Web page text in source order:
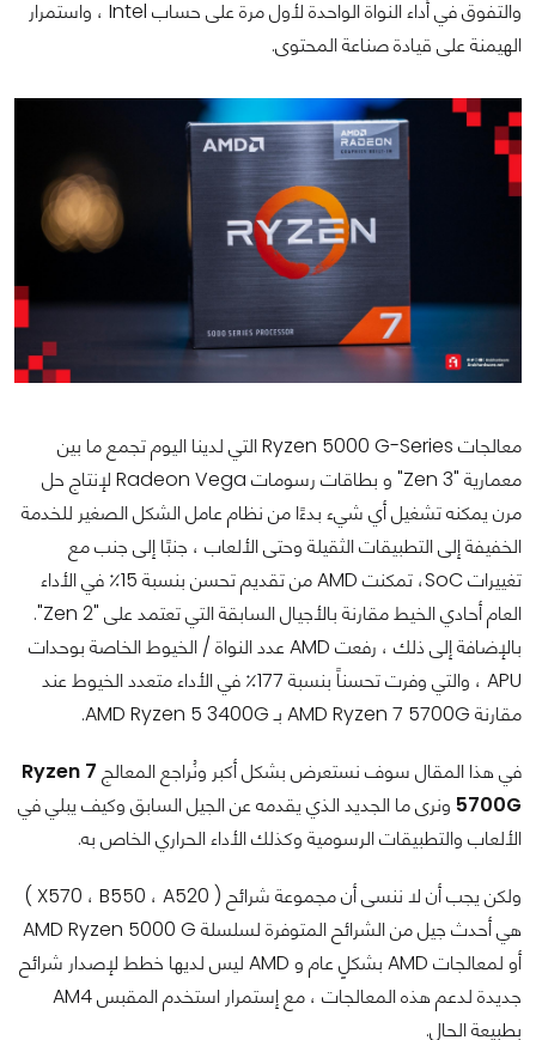
والتفوق في أداء النواة الواحدة لأول مرة على حساب Intel ، واستمرار
الهيمنة على قيادة صناعة المحتوى.
معالجات Ryzen 5000 G-Series التي لدينا اليوم تجمع ما بين
معمارية "Zen 3" و بطاقات رسومات Radeon Vega لإنتاج حل
مرن يمكنه تشغيل أي شيء بدءًا من نظام عامل الشكل الصغير للخدمة
الخفيفة إلى التطبيقات الثقيلة وحتى الألعاب ، جنبًا إلى جنب مع
تغييرات SoC، تمكنت AMD من تقديم تحسن بنسبة 15٪ في الأداء
العام أحادي الخيط مقارنة بالأجيال السابقة التي تعتمد على "Zen 2".
بالإضافة إلى ذلك ، رفعت AMD عدد النواة / الخيوط الخاصة بوحدات
APU ، والتي وفرت تحسناً بنسبة 177٪ في الأداء متعدد الخيوط عند
مقارنة AMD Ryzen 7 5700G بـ AMD Ryzen 5 3400G.
في هذا المقال سوف نستعرض بشكل أكبر ونُراجع المعالج Ryzen 7
5700G ونرى ما الجديد الذي يقدمه عن الجيل السابق وكيف يبلي في
الألعاب والتطبيقات الرسومية وكذلك الأداء الحراري الخاص به.
ولكن يجب أن لا ننسى أن مجموعة شرائح ( X570 ، B550 ، A520 )
هي أحدث جيل من الشرائح المتوفرة لسلسلة AMD Ryzen 5000 G
أو لمعالجات AMD بشكلٍ عام و AMD ليس لديها خطط لإصدار شرائح
جديدة لدعم هذه المعالجات ، مع إستمرار استخدم المقبس AM4
بطبيعة الحال.